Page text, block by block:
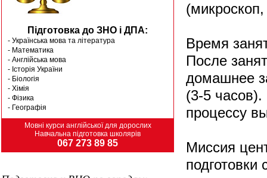
Время
После
домашнее
(3-5
процессу
Миссия
Підготовка до ЗНО і ДПА:
- Українська мова та література
- Математика
- Англійська мова
- Історія України
- Біологія
- Хімія
- Фізика
- Географія
Мовні курси англійської для дорослих
Навчальна підготовка школярів
067 273 89 85